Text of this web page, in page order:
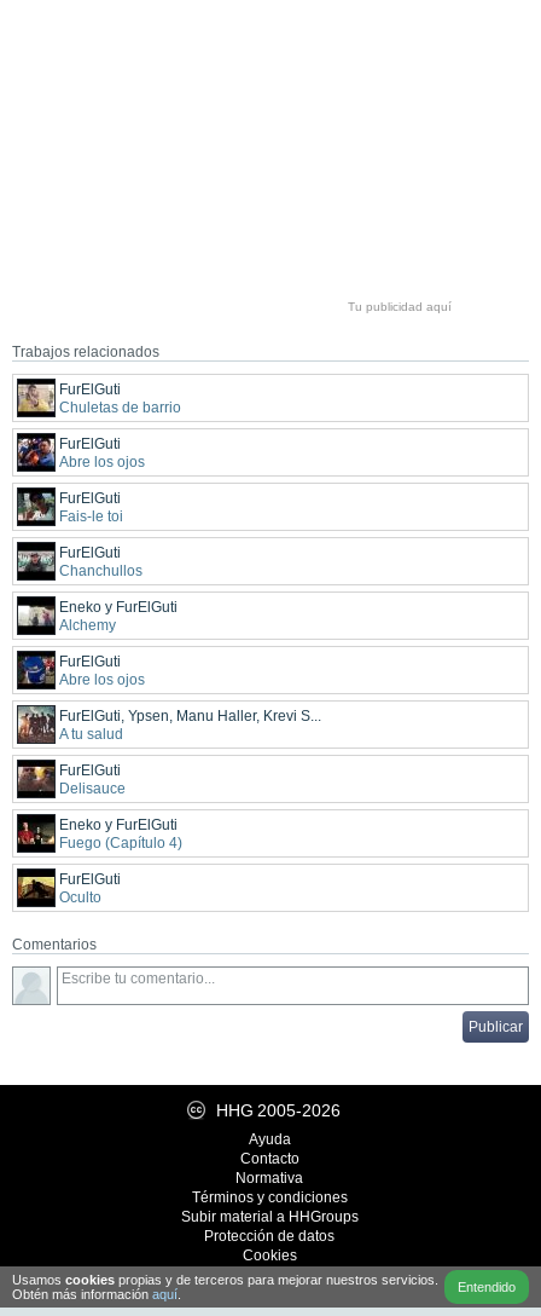
Tu publicidad aquí
Trabajos relacionados
FurElGuti
Chuletas de barrio
FurElGuti
Abre los ojos
FurElGuti
Fais-le toi
FurElGuti
Chanchullos
Eneko y FurElGuti
Alchemy
FurElGuti
Abre los ojos
FurElGuti, Ypsen, Manu Haller, Krevi S...
A tu salud
FurElGuti
Delisauce
Eneko y FurElGuti
Fuego (Capítulo 4)
FurElGuti
Oculto
Comentarios
HHG 2005-2026
Ayuda
Contacto
Normativa
Términos y condiciones
Subir material a HHGroups
Protección de datos
Cookies
Cultura
Usamos cookies propias y de terceros para mejorar nuestros servicios.
Obtén más información aquí Entendido